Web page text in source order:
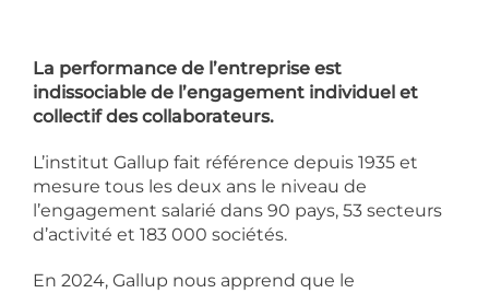
Déontologie
La performance de l’entreprise est
indissociable de l’engagement individuel et
collectif des collaborateurs.
L’institut Gallup fait référence depuis 1935 et
mesure tous les deux ans le niveau de
l’engagement salarié dans 90 pays, 53 secteurs
d’activité et 183 000 sociétés.
En 2024, Gallup nous apprend que le